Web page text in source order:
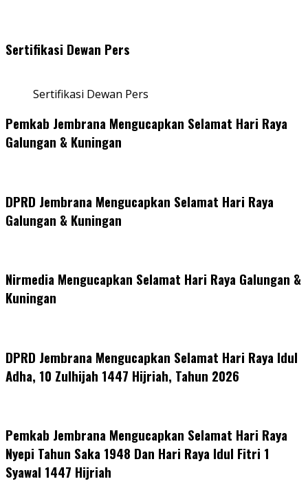
Sertifikasi Dewan Pers
Sertifikasi Dewan Pers
Pemkab Jembrana Mengucapkan Selamat Hari Raya
Galungan & Kuningan
DPRD Jembrana Mengucapkan Selamat Hari Raya
Galungan & Kuningan
Nirmedia Mengucapkan Selamat Hari Raya Galungan &
Kuningan
DPRD Jembrana Mengucapkan Selamat Hari Raya Idul
Adha, 10 Zulhijah 1447 Hijriah, Tahun 2026
Pemkab Jembrana Mengucapkan Selamat Hari Raya
Nyepi Tahun Saka 1948 Dan Hari Raya Idul Fitri 1
Syawal 1447 Hijriah